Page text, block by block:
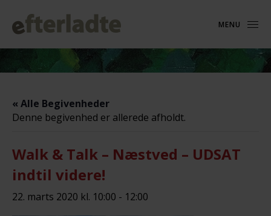
MENU
« Alle Begivenheder
Denne begivenhed er allerede afholdt.
Walk & Talk – Næstved – UDSAT
indtil videre!
22. marts 2020 kl. 10:00 - 12:00